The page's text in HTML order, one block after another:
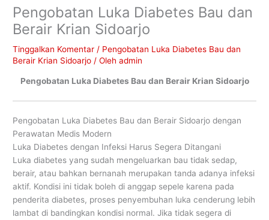
Pengobatan Luka Diabetes Bau dan
Berair Krian Sidoarjo
Tinggalkan Komentar / Pengobatan Luka Diabetes Bau dan
Berair Krian Sidoarjo / Olehadmin
Pengobatan Luka Diabetes Bau dan Berair Krian Sidoarjo
Pengobatan Luka Diabetes Bau dan Berair Sidoarjo dengan
Perawatan Medis Modern
Luka Diabetes dengan Infeksi Harus Segera Ditangani
Luka diabetes yang sudah mengeluarkan bau tidak sedap,
berair, atau bahkan bernanah merupakan tanda adanya infeksi
aktif. Kondisi ini tidak boleh di anggap sepele karena pada
penderita diabetes, proses penyembuhan luka cenderung lebih
lambat di bandingkan kondisi normal. Jika tidak segera di